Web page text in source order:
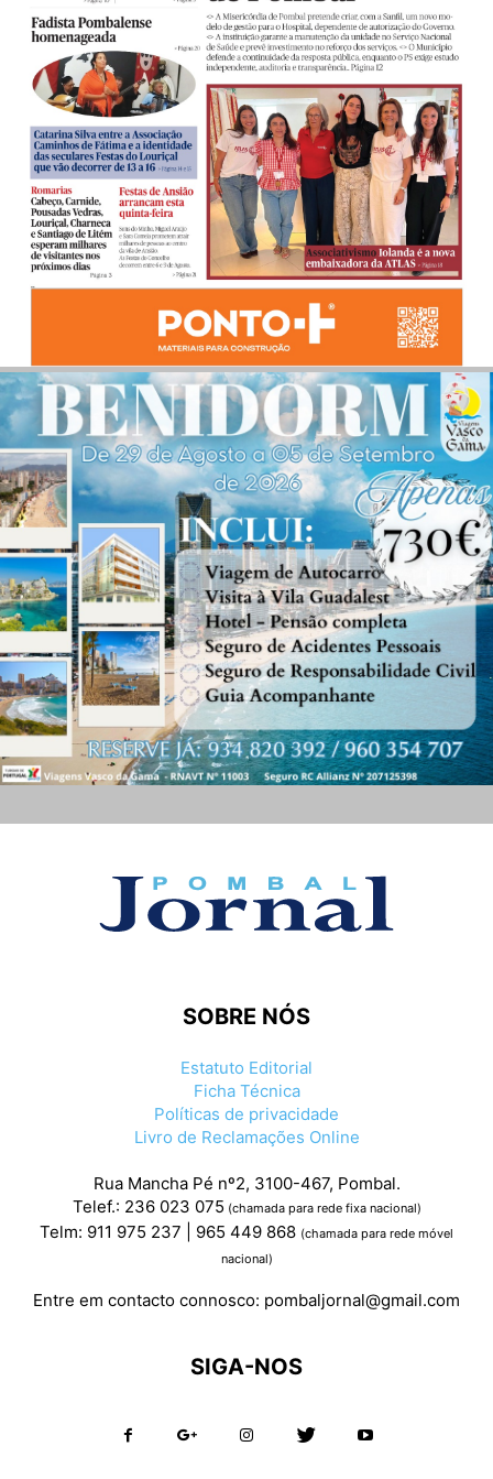
SOBRE NÓS
Estatuto Editorial
Ficha Técnica
Políticas de privacidade
Livro de Reclamações Online
Rua Mancha Pé nº2, 3100-467, Pombal.
Telef.: 236 023 075 (chamada para rede fixa nacional)
Telm: 911 975 237 | 965 449 868 (chamada para rede móvel
nacional)
Entre em contacto connosco: pombaljornal@gmail.com
SIGA-NOS